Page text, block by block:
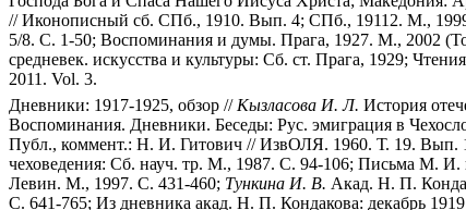
// Иконописный сб. СПб., 1910. Вып. 4; СПб., 19112. М.,
5/8. С. 1-50; Воспоминания и думы. Прага, 1927. М., 2002
средневек. искусства и культуры: Сб. ст. Прага, 1929;
2011. Vol. 3.
Дневники: 1917-1925, обзор // Кызласова И. Л. История
Воспоминания. Дневники. Беседы: Рус. эмиграция в
Публ., коммент.: Н. И. Гитович // ИзвОЛЯ. 1960. Т. 19. Вып.
чеховедения: Сб. науч. тр. М., 1987. С. 94-106; Письма М.
Левин. М., 1997. С. 431-460; Тункина И. В. Акад. Н. П.
С. 641-765; Из дневника акад. Н. П. Кондакова: декабрь